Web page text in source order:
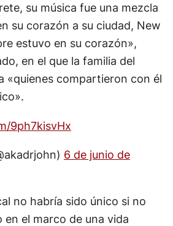
su música fue una mezcla
su corazón a su ciudad, New
estuvo en su corazón»,
en el que la familia del
«quienes compartieron con él
9ph7kisvHx
6 de junio de
no habría sido único si no
el marco de una vida